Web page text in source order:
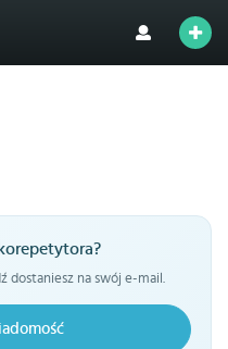
dostaniesz na swój e-mail.